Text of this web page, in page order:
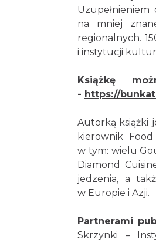
na mniej
regionalnych.
i instytucji
Książkę
- https://
Autorką książki
kierownik
w tym: wielu
Diamond
jedzenia, a
w Europie i Azji.
Partnerami
Skrzynki –